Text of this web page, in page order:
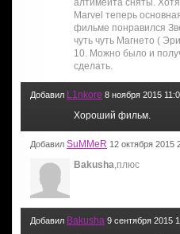
Marvel теперь
фильме понравился
чуть чуть Магнето (
10. Можно было и
сделать.
Добавил L1nkore 8 ноября 2015
Хороший фильм.
Добавил SuMMeR 12 октября 2015
Bakusha ,плюс
Добавил Bakusha 9 сентября 2015